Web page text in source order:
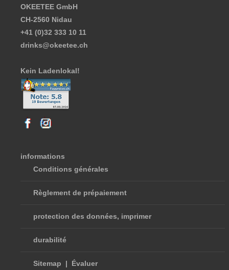
OKEETEE GmbH
CH-2560 Nidau
+41 (0)32 333 10 11
drinks@okeetee.ch
Kein Ladenlokal!
informations
Conditions générales
Règlement de prépaiement
protection des données, imprimer
durabilité
Sitemap | Évaluer